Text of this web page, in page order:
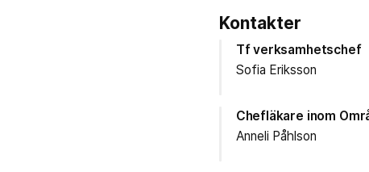
Kontakter
Tf verksamhetschef
Sofia Eriksson
Chefläkare inom
Anneli Påhlson